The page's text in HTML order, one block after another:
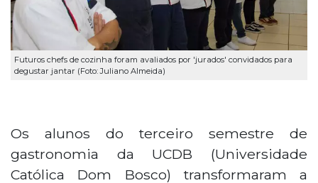
Futuros chefs de cozinha foram avaliados por 'jurados' convidados para
degustar jantar (Foto: Juliano Almeida)
Os alunos do terceiro semestre de
gastronomia da UCDB (Universidade
Católica Dom Bosco) transformaram a